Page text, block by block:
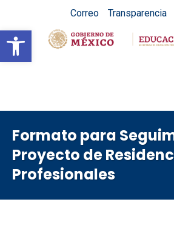
Abrir barra de
Correo Transparencia
Formato para
Proyecto de
Profesionales